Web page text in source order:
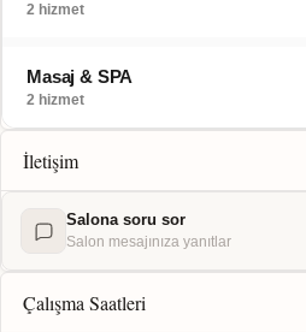
2 hizmet
Masaj & SPA
2 hizmet
İletişim
Salona soru sor
Salon mesajınıza yanıtlar
Çalışma Saatleri